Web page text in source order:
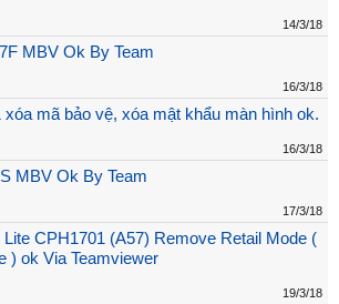
14/3/18
MBV Ok By Team
16/3/18
xóa mã bảo vệ, xóa mật khẩu màn hình ok.
16/3/18
MBV Ok By Team
17/3/18
CPH1701 (A57) Remove Retail Mode (
) ok Via Teamviewer
19/3/18